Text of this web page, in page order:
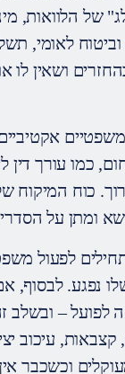
של הלוואות,
לאומי,
ושאין לו
אקטיביים
כמו עורך דין
כוח המיקוח
ומתן על
לפעול
נפגע. לבסוף,
– ובשלב
קצבאות, עיכוב
וכשכבר